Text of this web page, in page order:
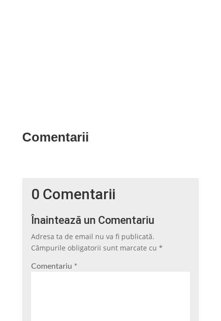
Comentarii
0 Comentarii
Înaintează un Comentariu
Adresa ta de email nu va fi publicată.
Câmpurile obligatorii sunt marcate cu *
Comentariu *